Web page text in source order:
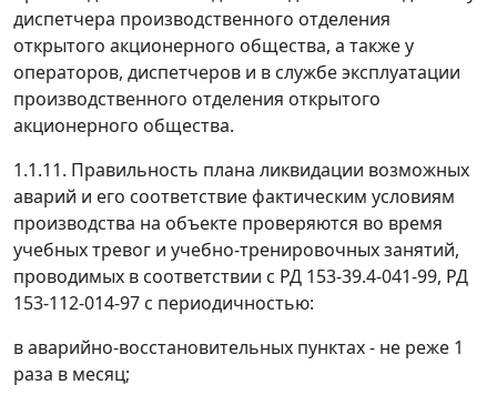
диспетчера производственного отделения
открытого акционерного общества, а также у
операторов, диспетчеров и в службе эксплуатации
производственного отделения открытого
акционерного общества.
1.1.11. Правильность плана ликвидации возможных
аварий и его соответствие фактическим условиям
производства на объекте проверяются во время
учебных тревог и учебно-тренировочных занятий,
проводимых в соответствии с РД 153-39.4-041-99, РД
153-112-014-97 с периодичностью:
в аварийно-восстановительных пунктах - не реже 1
раза в месяц;